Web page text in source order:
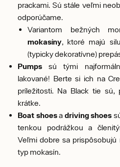
prackami. Sú stále veľmi
odporúčame.
Variantom bežných
mokasíny, ktoré majú
(typicky dekoratívne)
Pumps
sú tými
lakované! Berte si ich na
príležitosti. Na Black tie sú,
krátke.
Boat shoesa driving shoes
tenkou podrážkou a
Veľmi dobre sa
typ mokasín.